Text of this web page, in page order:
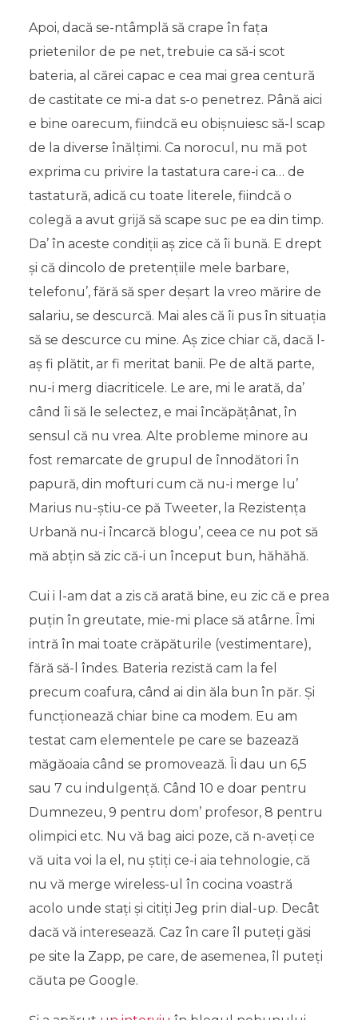
Apoi, dacă se-ntâmplă să crape în fața
prietenilor de pe net, trebuie ca să-i scot
bateria, al cărei capac e cea mai grea centură
de castitate ce mi-a dat s-o penetrez. Până aici
e bine oarecum, fiindcă eu obișnuiesc să-l scap
de la diverse înălțimi. Ca norocul, nu mă pot
exprima cu privire la tastatura care-i ca… de
tastatură, adică cu toate literele, fiindcă o
colegă a avut grijă să scape suc pe ea din timp.
Da’ în aceste condiții aș zice că îi bună. E drept
și că dincolo de pretențiile mele barbare,
telefonu’, fără să sper deșart la vreo mărire de
salariu, se descurcă. Mai ales că îi pus în situația
să se descurce cu mine. Aș zice chiar că, dacă l-
aș fi plătit, ar fi meritat banii. Pe de altă parte,
nu-i merg diacriticele. Le are, mi le arată, da’
când îi să le selectez, e mai încăpățânat, în
sensul că nu vrea. Alte probleme minore au
fost remarcate de grupul de înnodători în
papură, din mofturi cum că nu-i merge lu’
Marius nu-știu-ce pă Tweeter, la Rezistența
Urbană nu-i încarcă blogu’, ceea ce nu pot să
mă abțin să zic că-i un început bun, hăhăhă.
Cui i l-am dat a zis că arată bine, eu zic că e prea
puțin în greutate, mie-mi place să atârne. Îmi
intră în mai toate crăpăturile (vestimentare),
fără să-l îndes. Bateria rezistă cam la fel
precum coafura, când ai din ăla bun în păr. Și
funcționează chiar bine ca modem. Eu am
testat cam elementele pe care se bazează
măgăoaia când se promovează. Îi dau un 6,5
sau 7 cu indulgență. Când 10 e doar pentru
Dumnezeu, 9 pentru dom’ profesor, 8 pentru
olimpici etc. Nu vă bag aici poze, că n-aveți ce
vă uita voi la el, nu știți ce-i aia tehnologie, că
nu vă merge wireless-ul în cocina voastră
acolo unde stați și citiți Jeg prin dial-up. Decât
dacă vă interesează. Caz în care îl puteți găsi
pe site la Zapp, pe care, de asemenea, îl puteți
căuta pe Google.